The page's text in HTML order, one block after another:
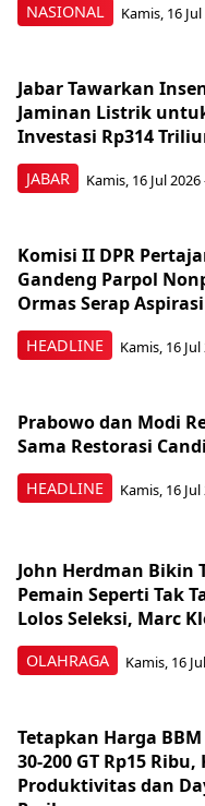
NASIONAL Kamis, 16
JABAR
Jabar Tawarkan
Jaminan Listrik
Investasi Rp314
Kamis, 16 Jul 2026
HEADLINE
Komisi II DPR
Gandeng Parpol
Ormas Serap
Kamis, 16
HEADLINE
Prabowo dan Modi
Sama Restorasi
Kamis, 16 Jul
OLAHRAGA
John Herdman Bikin
Pemain Seperti Tak
Lolos Seleksi, Marc
Kamis, 16
Tetapkan Harga
30-200 GT Rp15 Ribu,
Produktivitas dan